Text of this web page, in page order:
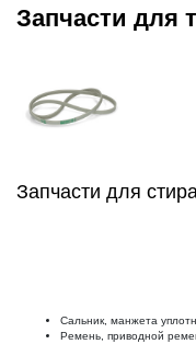
Запчасти для
Запчасти для
Сальник, манжета
Ремень, приводной